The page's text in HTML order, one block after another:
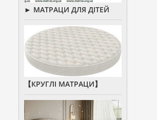
► МАТРАЦИ ДЛЯ ДІТЕЙ
【КРУГЛІ МАТРАЦИ】